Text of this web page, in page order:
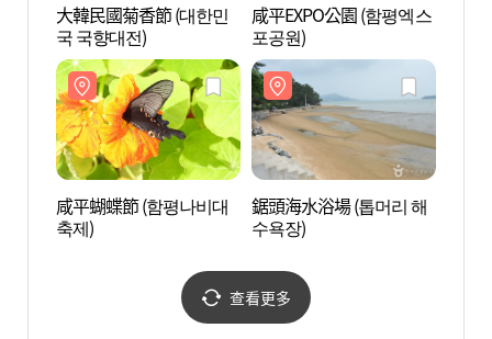
大韓民國菊香節 (대한민
국 국향대전)
咸平EXPO公園 (함평엑스
포공원)
咸平蝴蝶節 (함평나비대
축제)
鋸頭海水浴場 (톱머리 해
수욕장)
查看更多